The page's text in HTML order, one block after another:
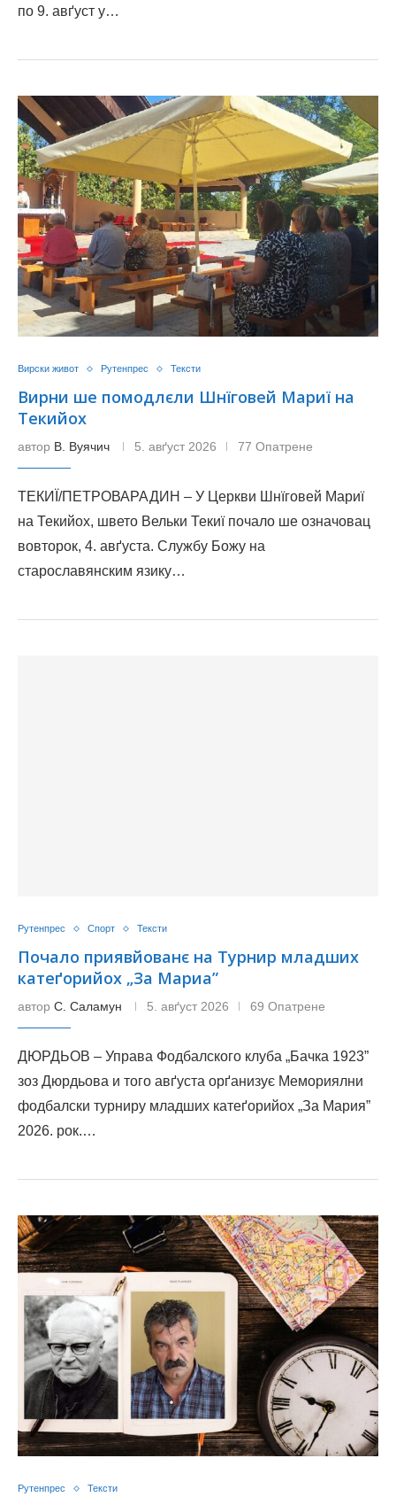
по 9. авґуст у…
Вирски живот Рутенпрес Тексти
Вирни ше помодлєли Шнїговей Мариї на
Текийох
автор В. Вуячич 5. авґуст 2026 77 Опатрене
ТЕКИЇ/ПЕТРОВАРАДИН – У Церкви Шнїговей Мариї
на Текийох, швето Вельки Текиї почало ше означовац
вовторок, 4. авґуста. Службу Божу на
старославянским язику…
Рутенпрес Спорт Тексти
Почало приявйованє на Tурнир младших
катеґорийох „За Мариa”
автор С. Саламун 5. авґуст 2026 69 Опатрене
ДЮРДЬОВ – Управа Фодбалского клуба „Бачка 1923”
зоз Дюрдьовa и того авґуста орґанизує Mемориялни
фодбалски турниру младших катеґорийох „За Мария”
2026. рок.…
Рутенпрес Тексти